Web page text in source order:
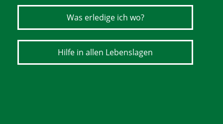
Was erledige ich wo?
Hilfe in allen Lebenslagen